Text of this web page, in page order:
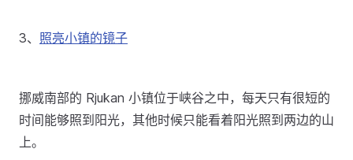
3、 照亮小镇的镜子
挪威南部的 Rjukan 小镇位于峡谷之中，每天只有很短的
时间能够照到阳光，其他时候只能看着阳光照到两边的山
上。